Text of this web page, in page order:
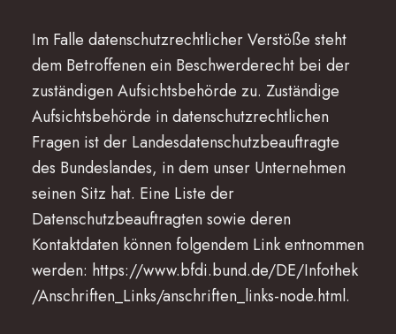
Im Falle datenschutzrechtlicher Verstöße steht
dem Betroffenen ein Beschwerderecht bei der
zuständigen Aufsichtsbehörde zu. Zuständige
Aufsichtsbehörde in datenschutzrechtlichen
Fragen ist der Landesdatenschutzbeauftragte
des Bundeslandes, in dem unser Unternehmen
seinen Sitz hat. Eine Liste der
Datenschutzbeauftragten sowie deren
Kontaktdaten können folgendem Link entnommen
werden: https://www.bfdi.bund.de/DE/Infothek
/Anschriften_Links/anschriften_links-node.html.